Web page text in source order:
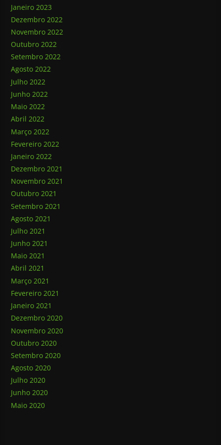
Janeiro 2023
Dezembro 2022
Novembro 2022
Outubro 2022
Setembro 2022
Agosto 2022
Julho 2022
Junho 2022
Maio 2022
Abril 2022
Março 2022
Fevereiro 2022
Janeiro 2022
Dezembro 2021
Novembro 2021
Outubro 2021
Setembro 2021
Agosto 2021
Julho 2021
Junho 2021
Maio 2021
Abril 2021
Março 2021
Fevereiro 2021
Janeiro 2021
Dezembro 2020
Novembro 2020
Outubro 2020
Setembro 2020
Agosto 2020
Julho 2020
Junho 2020
Maio 2020